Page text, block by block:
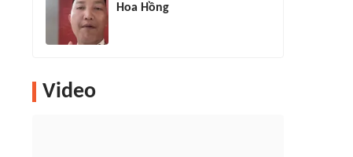
Hoa Hồng
Video